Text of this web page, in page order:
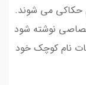
می شوند.
نوشته شود
نام کوچک خود